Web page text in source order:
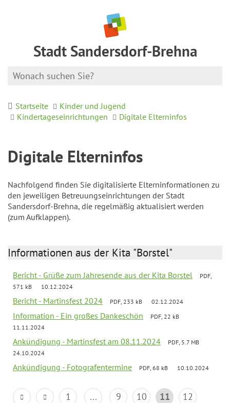
Stadt Sandersdorf-Brehna
Startseite
Kinder und Jugend
Kindertageseinrichtungen
Digitale Elterninfos
Digitale Elterninfos
Nachfolgend finden Sie digitalisierte Elterninformationen zu
den jeweiligen Betreuungseinrichtungen der Stadt
Sandersdorf-Brehna, die regelmäßig aktualisiert werden
(zum Aufklappen).
Informationen aus der Kita "Borstel"
Bericht - Grüße zum Jahresende aus der Kita Borstel
PDF,
571 kB
10.12.2024
Bericht - Martinsfest 2024 PDF, 233 kB 02.12.2024
Information - Ein großes Dankeschön
PDF, 22 kB
11.11.2024
Ankündigung - Martinsfest am 08.11.2024
PDF, 5.7 MB
24.10.2024
Ankündigung - Fotografentermine PDF, 68 kB 10.10.2024
1 ... 9 10 11
12